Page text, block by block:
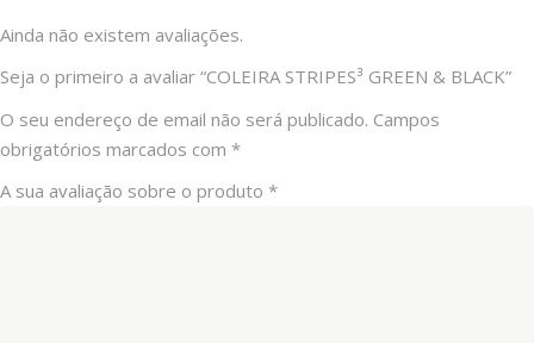
Ainda não existem avaliações.
Seja o primeiro a avaliar “COLEIRA STRIPES³ GREEN & BLACK”
O seu endereço de email não será publicado. Campos
obrigatórios marcados com *
A sua avaliação sobre o produto *